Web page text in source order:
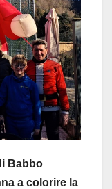
Babbo
a colorire la